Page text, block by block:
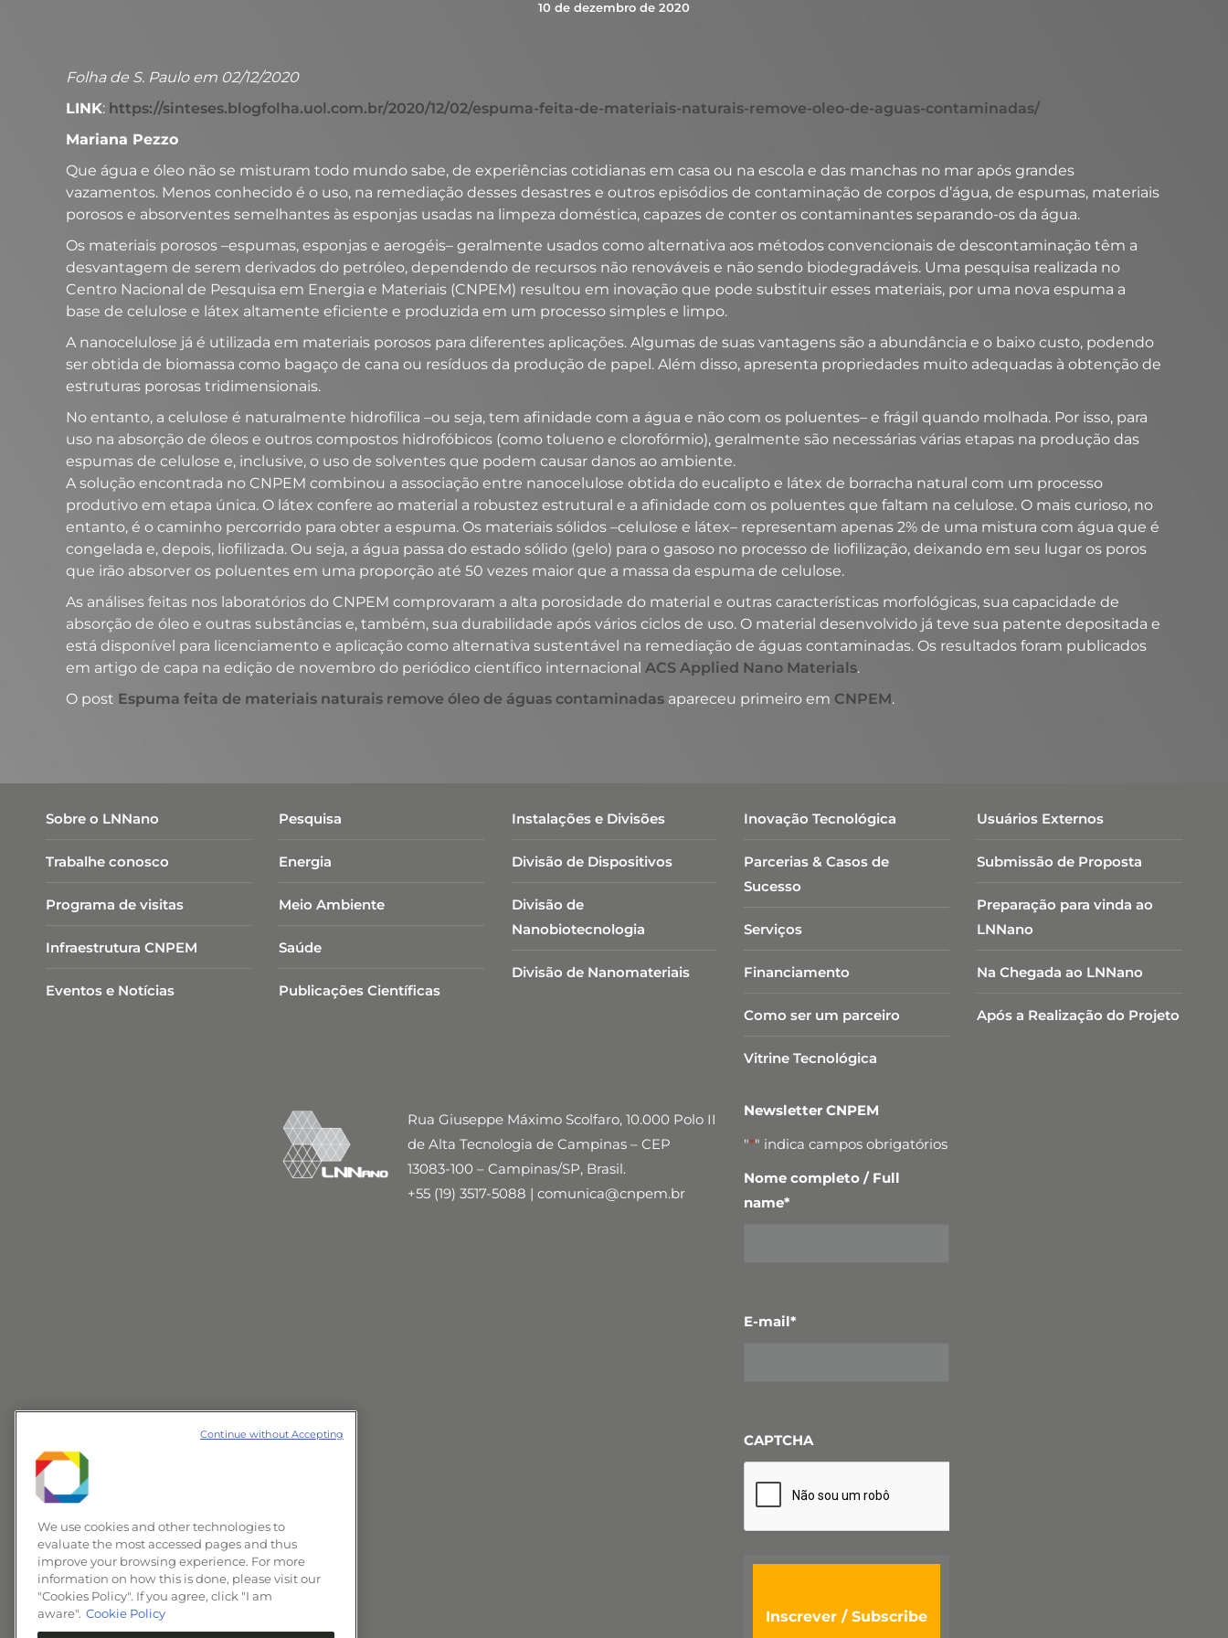
10 de dezembro de 2020
Folha de S. Paulo em 02/12/2020
LINK: https://sinteses.blogfolha.uol.com.br/2020/12/02/espuma-feita-de-materiais-naturais-remove-oleo-de-aguas-contaminadas/
Mariana Pezzo
Que água e óleo não se misturam todo mundo sabe, de experiências cotidianas em casa ou na escola e das manchas no mar após grandes
vazamentos. Menos conhecido é o uso, na remediação desses desastres e outros episódios de contaminação de corpos d’água, de espumas, materiais
porosos e absorventes semelhantes às esponjas usadas na limpeza doméstica, capazes de conter os contaminantes separando-os da água.
Os materiais porosos –espumas, esponjas e aerogéis– geralmente usados como alternativa aos métodos convencionais de descontaminação têm a
desvantagem de serem derivados do petróleo, dependendo de recursos não renováveis e não sendo biodegradáveis. Uma pesquisa realizada no
Centro Nacional de Pesquisa em Energia e Materiais (CNPEM) resultou em inovação que pode substituir esses materiais, por uma nova espuma a
base de celulose e látex altamente eficiente e produzida em um processo simples e limpo.
A nanocelulose já é utilizada em materiais porosos para diferentes aplicações. Algumas de suas vantagens são a abundância e o baixo custo, podendo
ser obtida de biomassa como bagaço de cana ou resíduos da produção de papel. Além disso, apresenta propriedades muito adequadas à obtenção de
estruturas porosas tridimensionais.
No entanto, a celulose é naturalmente hidrofílica –ou seja, tem afinidade com a água e não com os poluentes– e frágil quando molhada. Por isso, para
uso na absorção de óleos e outros compostos hidrofóbicos (como tolueno e clorofórmio), geralmente são necessárias várias etapas na produção das
espumas de celulose e, inclusive, o uso de solventes que podem causar danos ao ambiente.
A solução encontrada no CNPEM combinou a associação entre nanocelulose obtida do eucalipto e látex de borracha natural com um processo
produtivo em etapa única. O látex confere ao material a robustez estrutural e a afinidade com os poluentes que faltam na celulose. O mais curioso, no
entanto, é o caminho percorrido para obter a espuma. Os materiais sólidos –celulose e látex– representam apenas 2% de uma mistura com água que é
congelada e, depois, liofilizada. Ou seja, a água passa do estado sólido (gelo) para o gasoso no processo de liofilização, deixando em seu lugar os poros
que irão absorver os poluentes em uma proporção até 50 vezes maior que a massa da espuma de celulose.
As análises feitas nos laboratórios do CNPEM comprovaram a alta porosidade do material e outras características morfológicas, sua capacidade de
absorção de óleo e outras substâncias e, também, sua durabilidade após vários ciclos de uso. O material desenvolvido já teve sua patente depositada e
está disponível para licenciamento e aplicação como alternativa sustentável na remediação de águas contaminadas. Os resultados foram publicados
em artigo de capa na edição de novembro do periódico científico internacional ACS Applied Nano Materials.
O post Espuma feita de materiais naturais remove óleo de águas contaminadas apareceu primeiro em CNPEM.
Sobre o LNNano
Trabalhe conosco
Programa de visitas
Infraestrutura CNPEM
Eventos e Notícias
Pesquisa
Energia
Meio Ambiente
Saúde
Publicações Científicas
Instalações e Divisões
Divisão de Dispositivos
Divisão de
Nanobiotecnologia​
Divisão de Nanomateriais
Inovação Tecnológica
Parcerias & Casos de
Sucesso
Serviços
Financiamento
Como ser um parceiro
Vitrine Tecnológica
Usuários Externos
Submissão de Proposta
Preparação para vinda ao
LNNano
Na Chegada ao LNNano
Após a Realização do Projeto
Rua Giuseppe Máximo Scolfaro, 10.000 Polo II
de Alta Tecnologia de Campinas – CEP
13083-100 – Campinas/SP, Brasil.
+55 (19) 3517-5088 | comunica@cnpem.br
Newsletter CNPEM
"*" indica campos obrigatórios
Nome completo / Full
name*
E-mail*
CAPTCHA
We use cookies and other technologies to
evaluate the most accessed pages and thus
improve your browsing experience. For more
information on how this is done, please visit our
"Cookies Policy". If you agree, click "I am
aware". Cookie Policy
Continue without Accepting